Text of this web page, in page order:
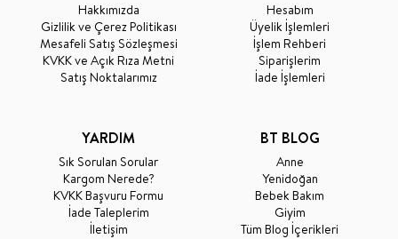
Hakkımızda
Gizlilik ve Çerez Politikası
Mesafeli Satış Sözleşmesi
KVKK ve Açık Rıza Metni
Satış Noktalarımız
Hesabım
Üyelik İşlemleri
İşlem Rehberi
Siparişlerim
İade İşlemleri
YARDIM
Sık Sorulan Sorular
Kargom Nerede?
KVKK Başvuru Formu
İade Taleplerim
İletişim
BT BLOG
Anne
Yenidoğan
Bebek Bakım
Giyim
Tüm Blog İçerikleri